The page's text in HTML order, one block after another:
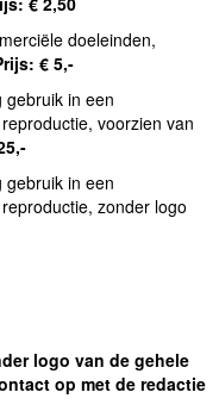
doeleinden,
€ 5,-
gebruik in een
voorzien van
gebruik in een
zonder logo
logo van de gehele
op met de redactie